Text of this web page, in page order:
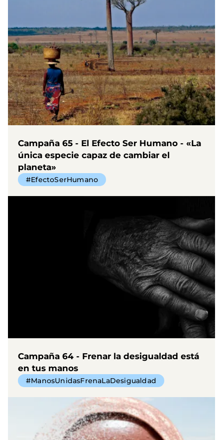
Campaña 65 - El Efecto Ser Humano - «La
única especie capaz de cambiar el
planeta»
#EfectoSerHumano
Campaña 64 - Frenar la desigualdad está
en tus manos
#ManosUnidasFrenaLaDesigualdad